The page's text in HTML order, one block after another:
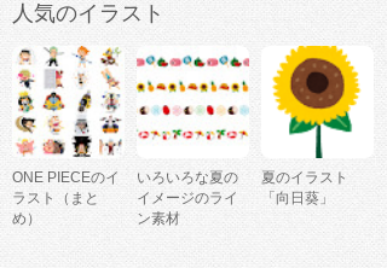
人気のイラスト
ONE PIECEのイ
ラスト（まと
め）
いろいろな夏の
イメージのライ
ン素材
夏のイラスト
「向日葵」